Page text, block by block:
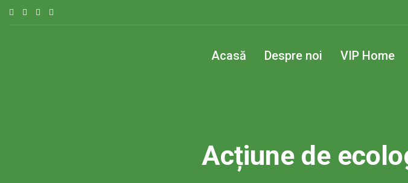
Acasă Despre noi VIP Home
Acțiune de